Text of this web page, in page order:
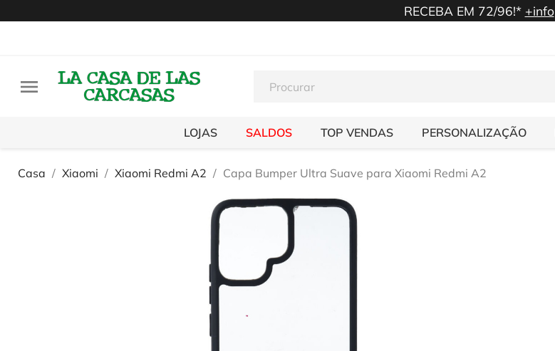
RECEBA EM 72/96!* +info

LOJAS SALDOS TOP VENDAS PERSONALIZAÇÃO
Casa Xiaomi Xiaomi Redmi A2 Capa Bumper Ultra Suave para Xiaomi Redmi A2